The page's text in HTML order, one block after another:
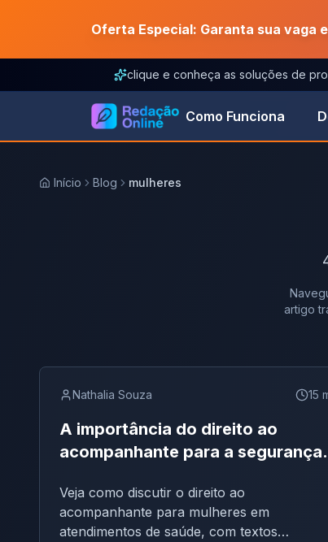
Oferta Especial: Garanta sua vaga
clique e conheça as soluções de
Como Funciona
Início Blog mulheres
artigo
Nathalia Souza 15
A importância do direito ao
acompanhante para a segurança
saúde no Brasil | Tema de redação
Veja como discutir o direito ao
acompanhante para mulheres em
atendimentos de saúde, com textos